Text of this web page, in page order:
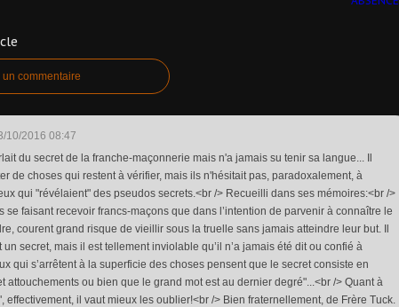
un commentaire
10/2016 08:47
du secret de la franche-maçonnerie mais n'a jamais su tenir sa langue... Il
de choses qui restent à vérifier, mais ils n'hésitait pas, paradoxalement, à
qui "révélaient" des pseudos secrets.<br /> Recueilli dans ses mémoires:<br />
se faisant recevoir francs-maçons que dans l’intention de parvenir à connaître le
courent grand risque de vieillir sous la truelle sans jamais atteindre leur but. Il
un secret, mais il est tellement inviolable qu’il n’a jamais été dit ou confié à
qui s’arrêtent à la superficie des choses pensent que le secret consiste en
attouchements ou bien que le grand mot est au dernier degré"...<br /> Quant à
effectivement, il vaut mieux les oublier!<br /> Bien fraternellement, de Frère Tuck.